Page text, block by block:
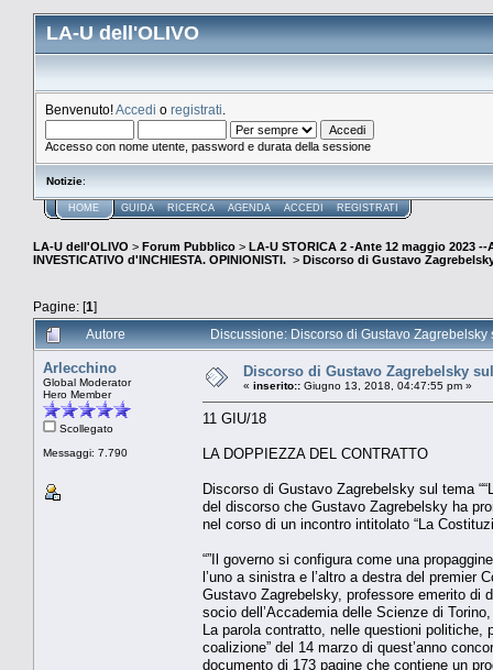
LA-U dell'OLIVO
Benvenuto!Accedi o registrati
Accesso con nome utente, password e durata della sessione
Notizie:
HOME GUIDA RICERCA AGENDA ACCEDI REGISTRATI
LA-U dell'OLIVO > Forum Pubblico > LA-U STORICA 2 -Ante 12 maggio 2023 --
INVESTICATIVO d'INCHIESTA. OPINIONISTI. > Discorso di Gustavo
Pagine: [1]
Autore
Discussione: Discorso di Gustavo Zagrebelsky
Arlecchino
Global Moderator
Hero Member
Scollegato
Messaggi: 7.790
Discorso di Gustavo Zagrebelsky
« inserito:: Giugno 13, 2018, 04:47:55 pm »
11 GIU/18
LA DOPPIEZZA DEL CONTRATTO
Discorso di Gustavo Zagrebelsky sul tema
del discorso che Gustavo Zagrebelsky ha
nel corso di un incontro intitolato “La
“”Il governo si configura come una
l’uno a sinistra e l’altro a destra del premier
Gustavo Zagrebelsky, professore emerito di
socio dell’Accademia delle Scienze di
La parola contratto, nelle questioni
coalizione” del 14 marzo di quest’anno
documento di 173 pagine che contiene un